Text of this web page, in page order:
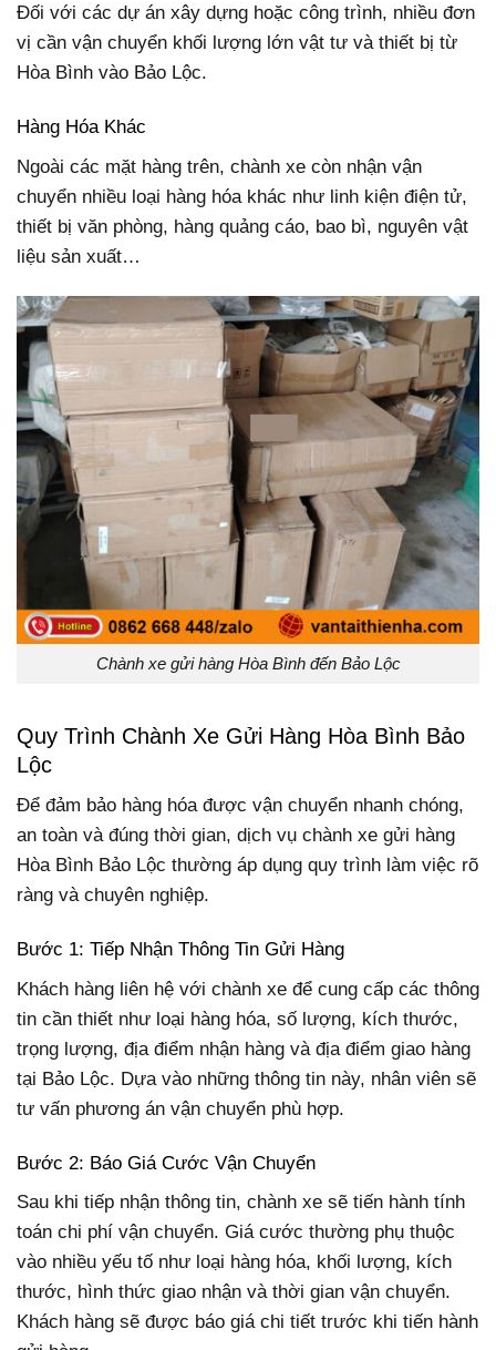
Đối với các dự án xây dựng hoặc công trình, nhiều đơn
vị cần vận chuyển khối lượng lớn vật tư và thiết bị từ
Hòa Bình vào Bảo Lộc.
Hàng Hóa Khác
Ngoài các mặt hàng trên, chành xe còn nhận vận
chuyển nhiều loại hàng hóa khác như linh kiện điện tử,
thiết bị văn phòng, hàng quảng cáo, bao bì, nguyên vật
liệu sản xuất…
Chành xe gửi hàng Hòa Bình đến Bảo Lộc
Quy Trình Chành Xe Gửi Hàng Hòa Bình Bảo
Lộc
Để đảm bảo hàng hóa được vận chuyển nhanh chóng,
an toàn và đúng thời gian, dịch vụ chành xe gửi hàng
Hòa Bình Bảo Lộc thường áp dụng quy trình làm việc rõ
ràng và chuyên nghiệp.
Bước 1: Tiếp Nhận Thông Tin Gửi Hàng
Khách hàng liên hệ với chành xe để cung cấp các thông
tin cần thiết như loại hàng hóa, số lượng, kích thước,
trọng lượng, địa điểm nhận hàng và địa điểm giao hàng
tại Bảo Lộc. Dựa vào những thông tin này, nhân viên sẽ
tư vấn phương án vận chuyển phù hợp.
Bước 2: Báo Giá Cước Vận Chuyển
Sau khi tiếp nhận thông tin, chành xe sẽ tiến hành tính
toán chi phí vận chuyển. Giá cước thường phụ thuộc
vào nhiều yếu tố như loại hàng hóa, khối lượng, kích
thước, hình thức giao nhận và thời gian vận chuyển.
Khách hàng sẽ được báo giá chi tiết trước khi tiến hành